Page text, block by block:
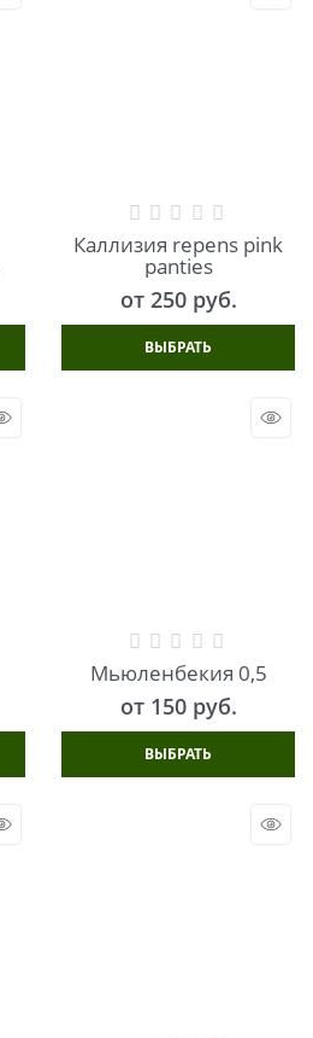
Каллизия repens pink
panties
от 250 руб.
ВЫБРАТЬ
Мьюленбекия 0,5
от 150 руб.
ВЫБРАТЬ